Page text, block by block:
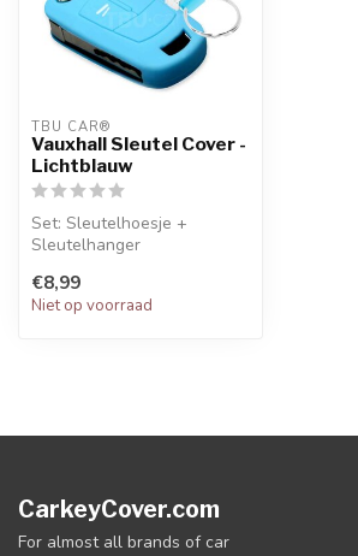
TBU CAR®
Vauxhall Sleutel Cover -
Lichtblauw
Set: Sleutelhoesje +
Sleutelhanger
€8,99
Niet op voorraad
CarkeyCover.com
For almost all brands of car